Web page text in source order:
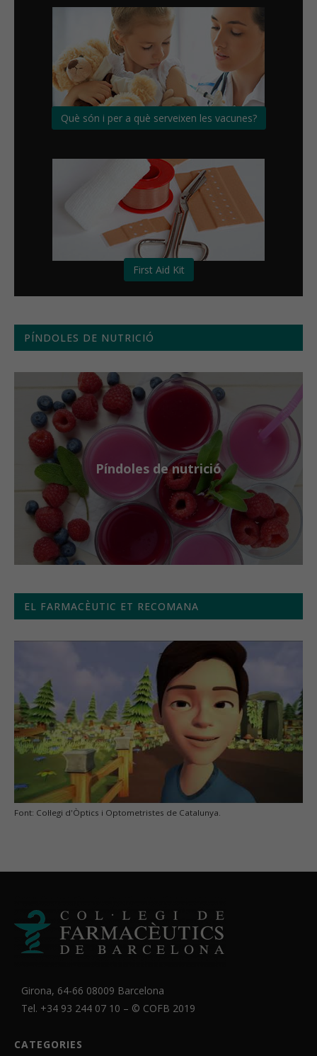
Què són i per a què serveixen les vacunes?
First Aid Kit
PÍNDOLES DE NUTRICIÓ
Píndoles de nutrició
EL FARMACÈUTIC ET RECOMANA
Font: Col·legi d'Òptics i Optometristes de Catalunya.
Girona, 64-66 08009 Barcelona
Tel. +34 93 244 07 10 – © COFB 2019
CATEGORIES